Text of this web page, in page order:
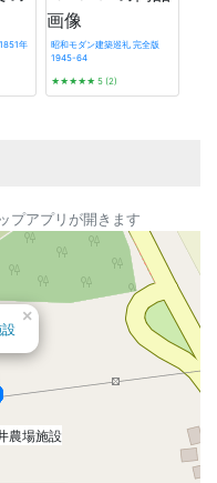
年
昭和モダン建築巡礼 完全版
1945-64
★★★★★5 (2)
プアプリが開きます
農場施設
農場施設
農場施設
農場施設
農場施設
農場施設
農場施設
農場施設
農場施設
農場施設
×